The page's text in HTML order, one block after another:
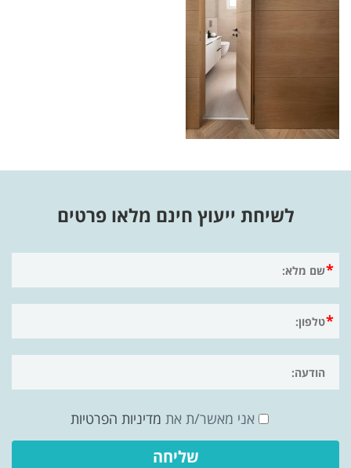
לשיחת ייעוץ חינם מלאו פרטים
אני מאשר/ת את מדיניות הפרטיות